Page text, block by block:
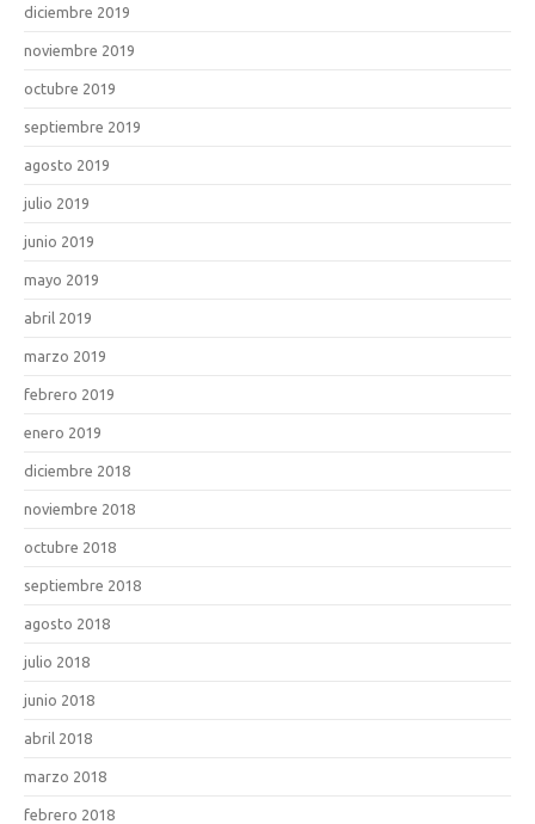
diciembre 2019
noviembre 2019
octubre 2019
septiembre 2019
agosto 2019
julio 2019
junio 2019
mayo 2019
abril 2019
marzo 2019
febrero 2019
enero 2019
diciembre 2018
noviembre 2018
octubre 2018
septiembre 2018
agosto 2018
julio 2018
junio 2018
abril 2018
marzo 2018
febrero 2018